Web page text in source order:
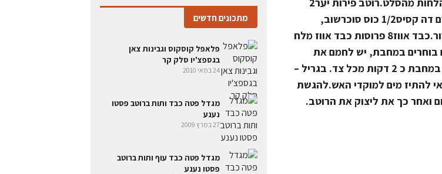
כוסות פירות יער, אוכמניות, תות שחור, תות אדום1 מנה קרם דה קסיס1/2 כוס סוכרשוב,
לערבב את המרכיבים כ 4 שעות לפני ההגשה, ולשמור בקרור.כבד אווז8 פרוסות כבד אווז מלח
בוחרים במחבת, יש לחמם את
המחבת לחום בינוני, לחרוץ את הכבד חריצים דקים ולצרוב במחבת כ 2 דקות מכל צד. בגריל –
להתיז מים למוקדי האש.להגשת
כך את ליצוק את הרוטב.
מתכונים חדשים
פלאפל קוסקוס וגבינות צאן
בגספצ'יו סלק קר
24 במאי 2010
מגדל פטה כבד ותות ברוטב פסטו
נענע
27 במרץ 2009
מגדל פטה כבד עוף ותות ברוטב
פסטו נענע